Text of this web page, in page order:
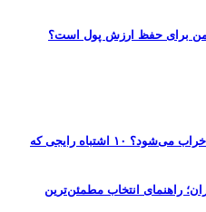
امن برای حفظ ارزش پول است؟
چرا باتری خودرو زودتر از موعد خراب می‌شود؟ ۱۰ اشتباه رایجی که
راهنمای انتخاب مطمئن‌ترین